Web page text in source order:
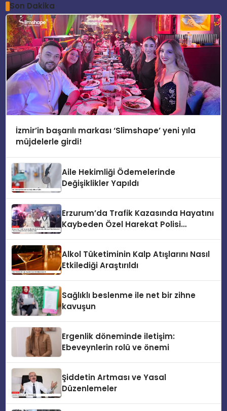
Son Dakika
İzmir’in başarılı markası ‘Slimshape’ yeni yıla
müjdelerle girdi!
Aile Hekimliği Ödemelerinde
Değişiklikler Yapıldı
Erzurum’da Trafik Kazasında Hayatını
Kaybeden Özel Harekat Polisi
Alkol Tüketiminin Kalp Atışlarını Nasıl
Etkilediği Araştırıldı
Sağlıklı beslenme ile net bir zihne
kavuşun
Ergenlik döneminde iletişim:
Ebeveynlerin rolü ve önemi
Şiddetin Artması ve Yasal
Düzenlemeler